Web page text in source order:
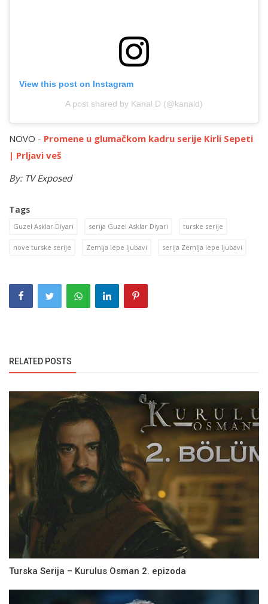
View this post on Instagram
A post shared by Kanal D (@kanald)
NOVO - Promene u glumačkom kadru serije Kirli Sepeti
| Prljavi veš
By: TV Exposed
Tags
Guzel Asklar Diyari serija Guzel Asklar Diyari turske serije
nove turske serije Zemlja lepe ljubavi serija Zemlja lepe ljubavi
RELATED POSTS
Turska Serija – Kurulus Osman 2. epizoda